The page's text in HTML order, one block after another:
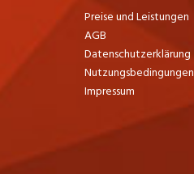
Preise und Leistungen
AGB
Datenschutzerklärung
Nutzungsbedingungen
Impressum